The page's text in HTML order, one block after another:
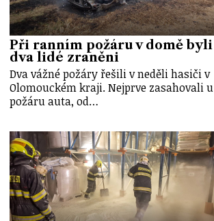
Při ranním požáru v domě byli
dva lidé zraněni
Dva vážné požáry řešili v neděli hasiči v
Olomouckém kraji. Nejprve zasahovali u
požáru auta, od…